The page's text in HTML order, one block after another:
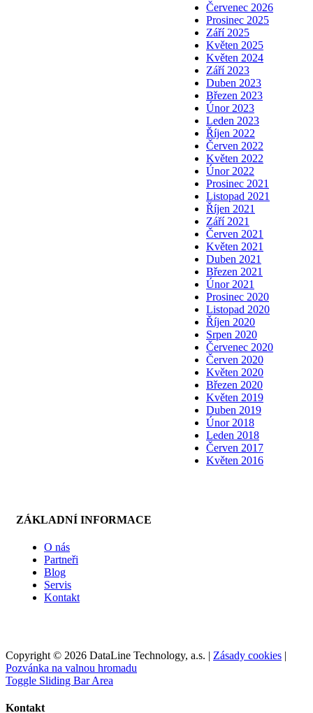
Červenec 2026
Prosinec 2025
Září 2025
Květen 2025
Květen 2024
Září 2023
Duben 2023
Březen 2023
Únor 2023
Leden 2023
Říjen 2022
Červen 2022
Květen 2022
Únor 2022
Prosinec 2021
Listopad 2021
Říjen 2021
Září 2021
Červen 2021
Květen 2021
Duben 2021
Březen 2021
Únor 2021
Prosinec 2020
Listopad 2020
Říjen 2020
Srpen 2020
Červenec 2020
Červen 2020
Květen 2020
Březen 2020
Květen 2019
Duben 2019
Únor 2018
Leden 2018
Červen 2017
Květen 2016
ZÁKLADNÍ INFORMACE
O nás
Partneři
Blog
Servis
Kontakt
Copyright © 2026 DataLine Technology, a.s. | Zásady cookies |
Pozvánka na valnou hromadu
Toggle Sliding Bar Area
Kontakt